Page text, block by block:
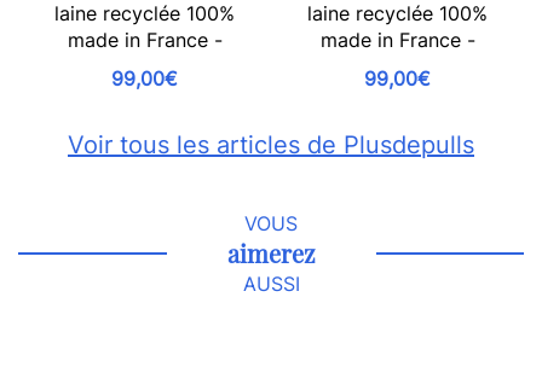
laine recyclée 100%
made in France -
99,00€
laine recyclée 100%
made in France -
99,00€
Voir tous les articles de Plusdepulls
VOUS
aimerez
AUSSI